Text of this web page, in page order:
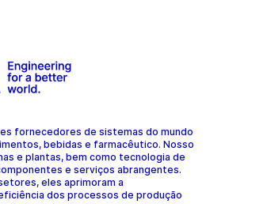
fornecedores de sistemas do mundo
bebidas e farmacêutico. Nosso
e plantas, bem como tecnologia de
e serviços abrangentes.
eles aprimoram a
dos processos de produção